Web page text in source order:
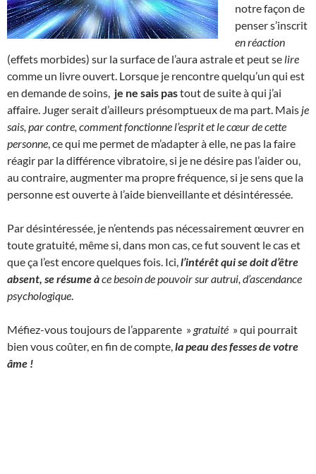
notre façon de
penser s’inscrit
en réaction
(effets morbides) sur la surface de l’aura astrale et peut se lire
comme un livre ouvert. Lorsque je rencontre quelqu’un qui est
en demande de soins, je ne sais pastout de suite à qui j’ai
affaire. Juger serait d’ailleurs présomptueux de ma part. Mais je
sais, par contre, comment fonctionne l’esprit et le cœur de cette
personne , ce qui me permet de m’adapter à elle, ne pas la faire
réagir par la différence vibratoire, si je ne désire pas l’aider ou,
au contraire, augmenter ma propre fréquence, si je sens que la
personne est ouverte à l’aide bienveillante et désintéressée.
Par désintéressée, je n’entends pas nécessairement œuvrer en
toute gratuité, même si, dans mon cas, ce fut souvent le cas et
que ça l’est encore quelques fois. Ici, l’intérêt qui se doit d’être
absent, se résume àce besoin de pouvoir sur autrui, d’ascendance
psychologique
Méfiez-vous toujours de l’apparente » gratuité » qui pourrait
bien vous coûter, en fin de compte, la peau des fesses de votre
âme !